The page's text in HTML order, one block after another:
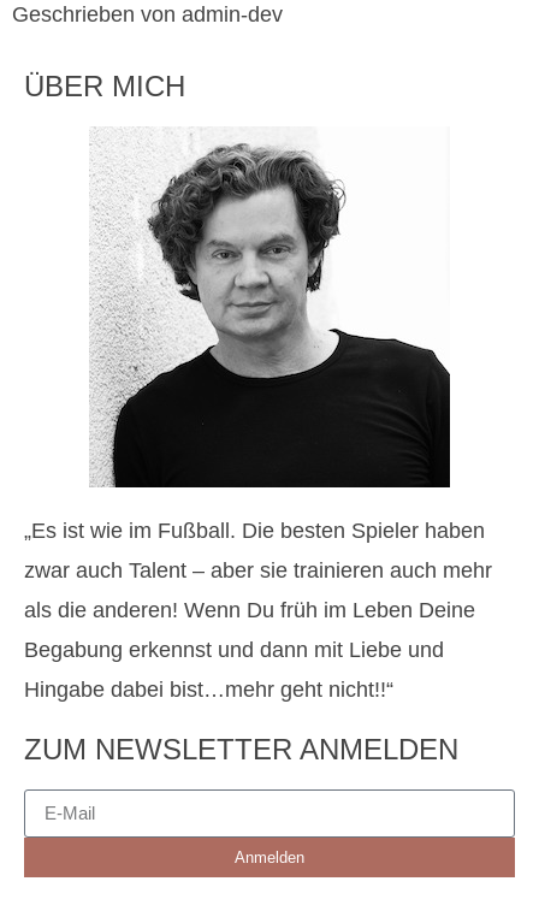
Geschrieben von admin-dev
ÜBER MICH
„Es ist wie im Fußball. Die besten Spieler haben
zwar auch Talent – aber sie trainieren auch mehr
als die anderen! Wenn Du früh im Leben Deine
Begabung erkennst und dann mit Liebe und
Hingabe dabei bist…mehr geht nicht!!“
ZUM NEWSLETTER ANMELDEN
Anmelden